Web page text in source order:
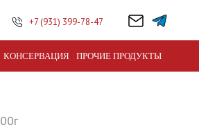
+7 (931) 399-78-47
КОНСЕРВАЦИЯ ПРОЧИЕ ПРОДУКТЫ